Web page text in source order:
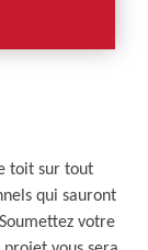
toit sur tout
qui sauront
votre